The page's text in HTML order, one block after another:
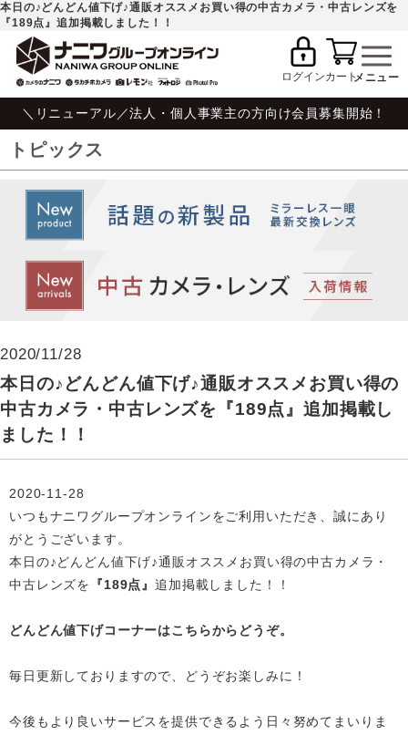
本日の♪どんどん値下げ♪通販オススメお買い得の中古カメラ・中古レンズを
『189点』追加掲載しました！！
ログインカート
＼リニューアル／法人・個人事業主の方向け会員募集開始！
トピックス
2020/11/28
本日の♪どんどん値下げ♪通販オススメお買い得の
中古カメラ・中古レンズを『189点』追加掲載し
ました！！
2020-11-28
いつもナニワグループオンラインをご利用いただき、誠にあり
がとうございます。
本日の♪どんどん値下げ♪通販オススメお買い得の中古カメラ・
中古レンズを
『189点』追加掲載 しました！！
どんどん値下げコーナーはこちらからどうぞ。
毎日更新しておりますので、どうぞお楽しみに！
今後もより良いサービスを提供できるよう日々努めてまいりま